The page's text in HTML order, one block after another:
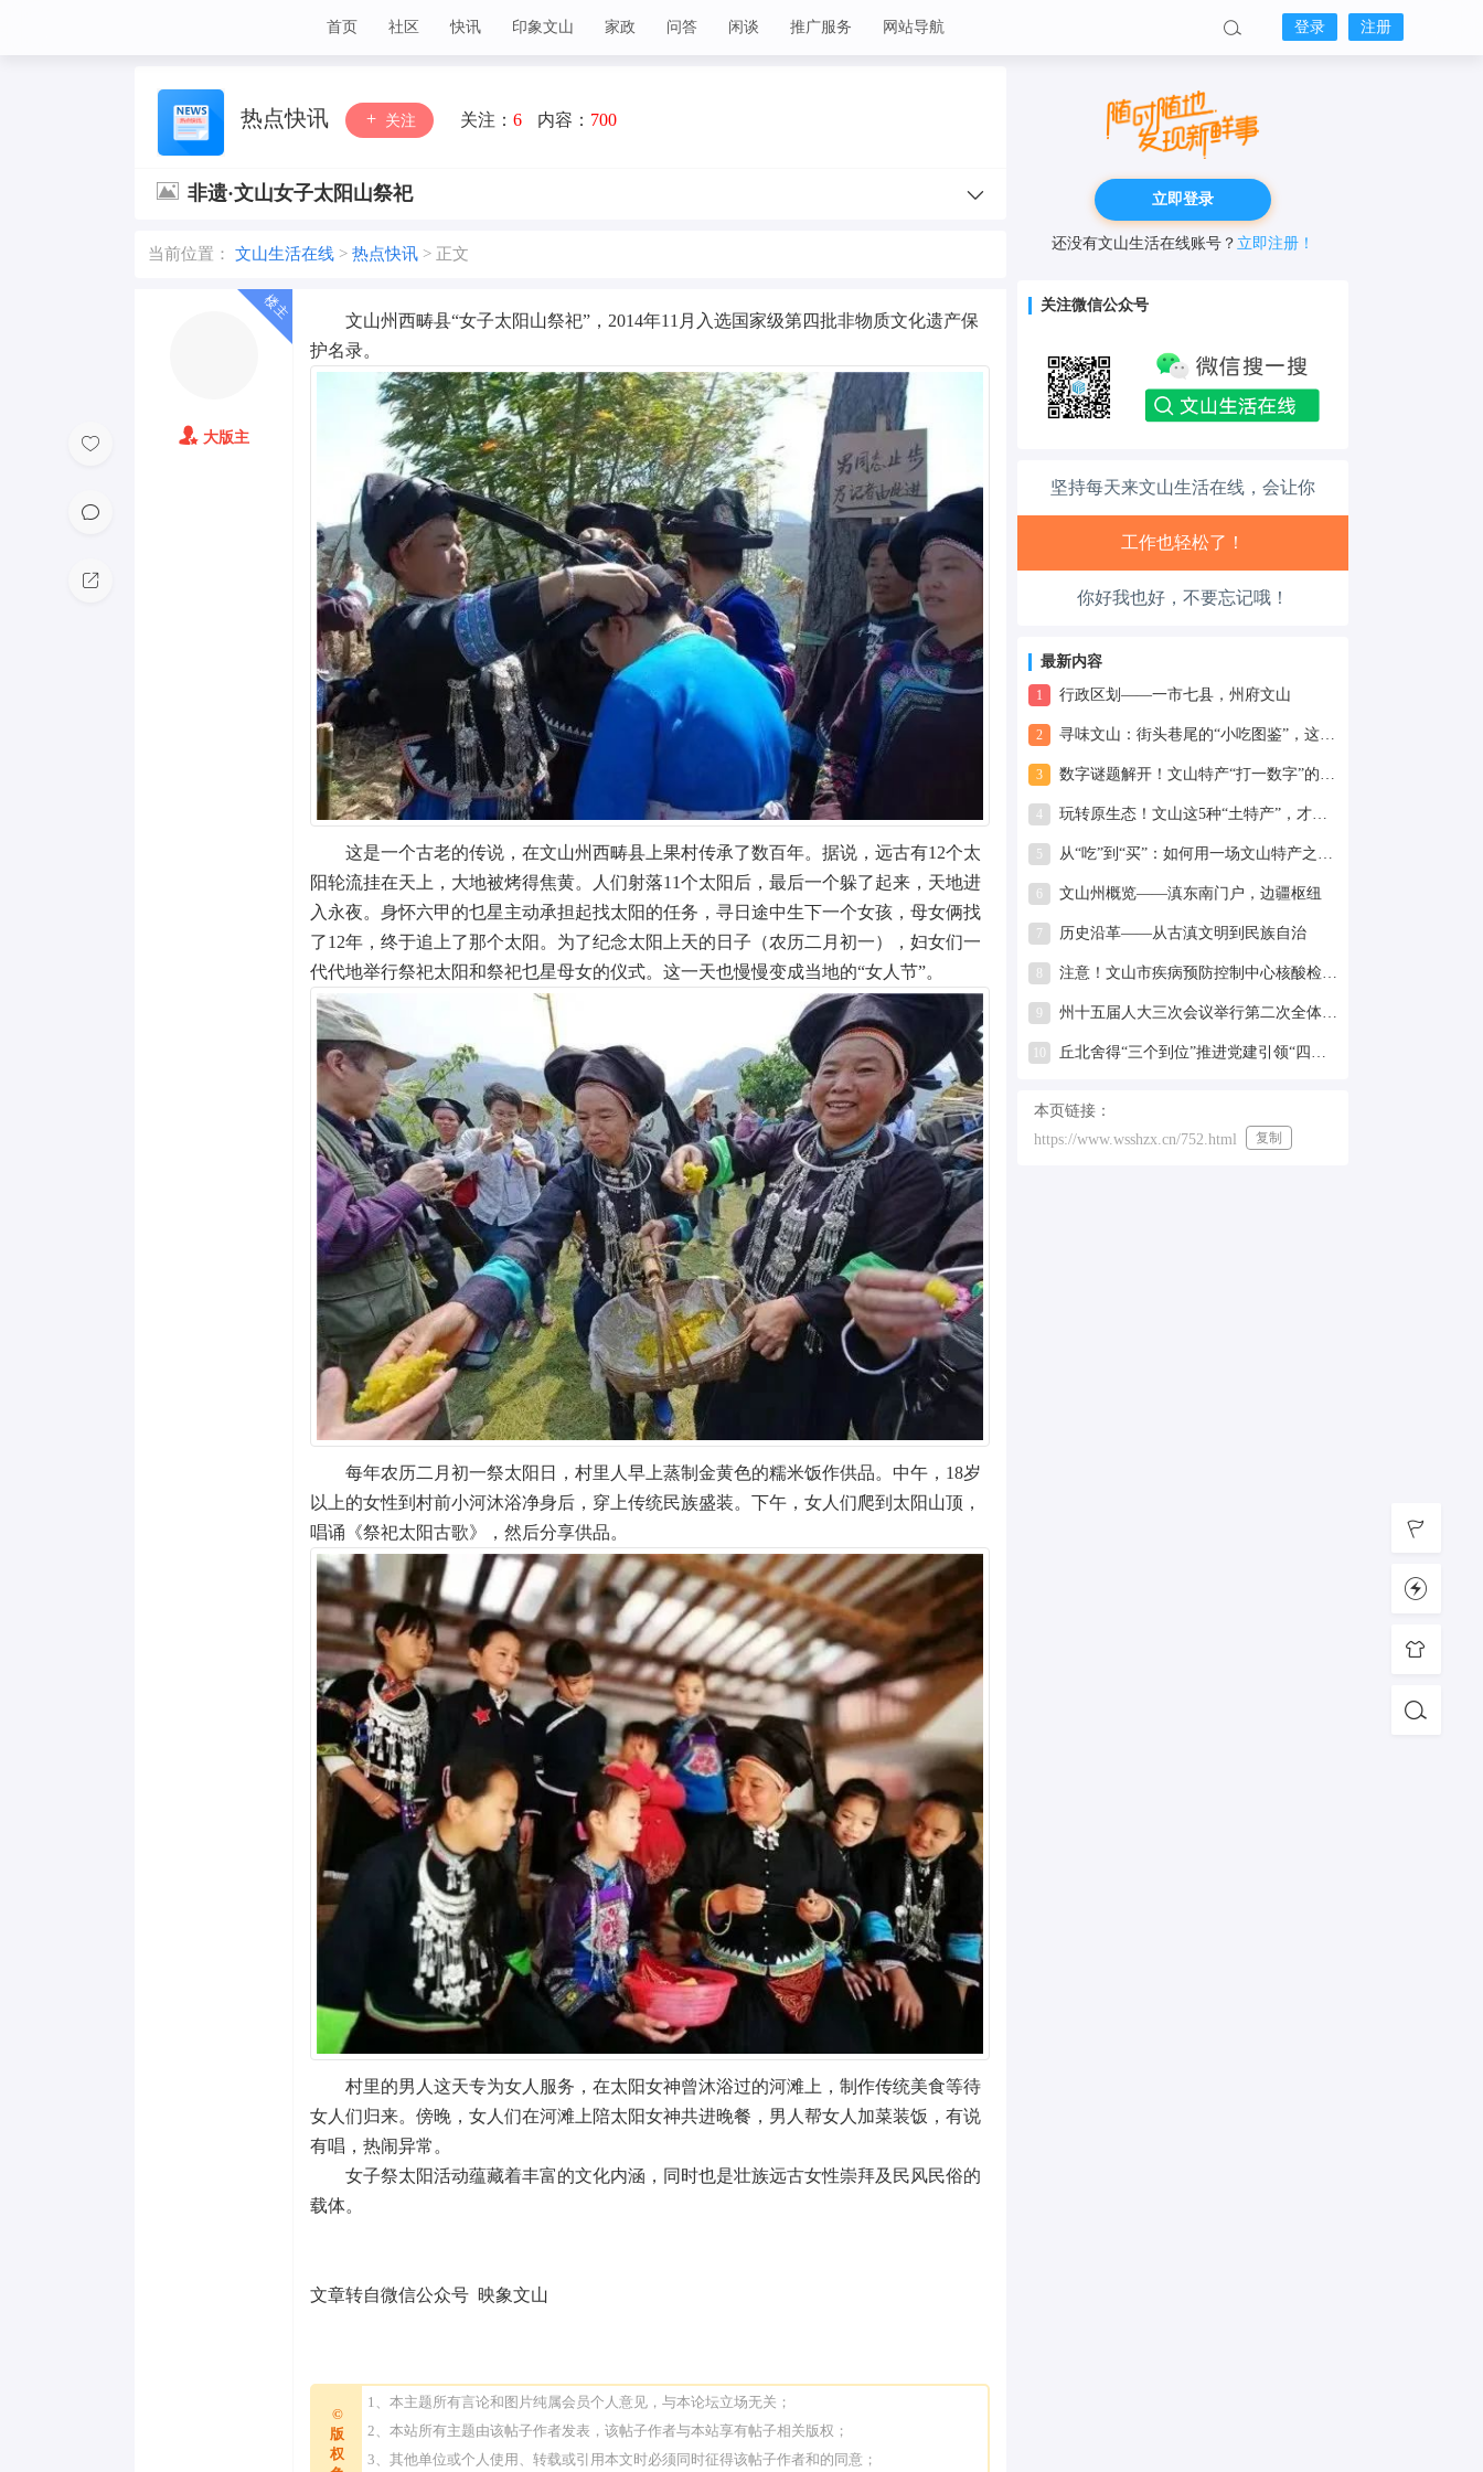
首页 社区 快讯 印象文山 家政 问答 闲谈 推广服务 网站导航 登录 注册
热点快讯 关注 关注： 6 内容： 700
非遗·文山女子太阳山祭祀
当前位置： 文山生活在线 > 热点快讯 > 正文
大版主
文山州西畴县“女子太阳山祭祀”，2014年11月入选国家级第四批非物质文化遗产保
护名录。
这是一个古老的传说，在文山州西畴县上果村传承了数百年。据说，远古有12个太
阳轮流挂在天上，大地被烤得焦黄。人们射落11个太阳后，最后一个躲了起来，天地进
入永夜。身怀六甲的乜星主动承担起找太阳的任务，寻日途中生下一个女孩，母女俩找
了12年，终于追上了那个太阳。为了纪念太阳上天的日子（农历二月初一），妇女们一
代代地举行祭祀太阳和祭祀乜星母女的仪式。这一天也慢慢变成当地的“女人节”。
每年农历二月初一祭太阳日，村里人早上蒸制金黄色的糯米饭作供品。中午，18岁
以上的女性到村前小河沐浴净身后，穿上传统民族盛装。下午，女人们爬到太阳山顶，
唱诵《祭祀太阳古歌》，然后分享供品。
村里的男人这天专为女人服务，在太阳女神曾沐浴过的河滩上，制作传统美食等待
女人们归来。傍晚，女人们在河滩上陪太阳女神共进晚餐，男人帮女人加菜装饭，有说
有唱，热闹异常。
女子祭太阳活动蕴藏着丰富的文化内涵，同时也是壮族远古女性崇拜及民风民俗的
载体。
文章转自微信公众号 映象文山
©
版
权
1、本主题所有言论和图片纯属会员个人意见，与本论坛立场无关；
2、本站所有主题由该帖子作者发表，该帖子作者与本站享有帖子相关版权；
3、其他单位或个人使用、转载或引用本文时必须同时征得该帖子作者和的同意；
立即登录
还没有文山生活在线账号？ 立即注册！
关注微信公众号
坚持每天来文山生活在线，会让你
心情也舒畅了！
腿也不痛了！
腰也不酸了！
工作也轻松了！
你好我也好，不要忘记哦！
最新内容
1 行政区划——一市七县，州府文山
2 寻味文山：街头巷尾的“小吃图鉴”，这5样不吃等于白来
3 数字谜题解开！文山特产“打一数字”的真相，竟藏着大智慧
4 玩转原生态！文山这5种“土特产”，才是当地人真正的压箱底宝贝
5 从“吃”到“买”：如何用一场文山特产之旅，读懂滇东南的千年魅力？
6 文山州概览——滇东南门户，边疆枢纽
7 历史沿革——从古滇文明到民族自治
8 注意！文山市疾病预防控制中心核酸检测有调整~
9 州十五届人大三次会议举行第二次全体会议
10 丘北舍得“三个到位”推进党建引领“四必到”“五必访”解民忧工作
本页链接：
https://www.wsshzx.cn/752.html
复制